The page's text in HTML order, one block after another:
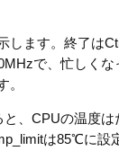
します。終了は
で、忙しく
。
、CPUの温度は
は85℃に設